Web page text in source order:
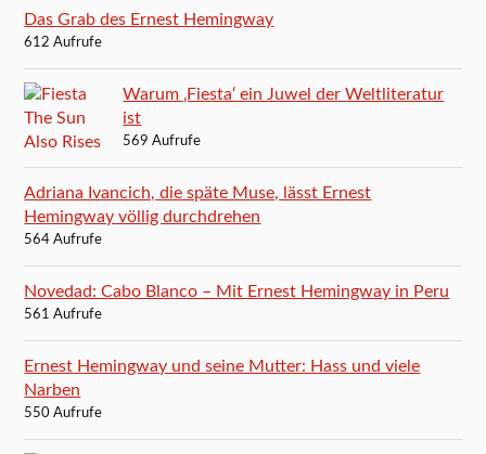
Das Grab des Ernest Hemingway
612 Aufrufe
Warum ‚Fiesta‘ ein Juwel der Weltliteratur
ist
569 Aufrufe
Adriana Ivancich, die späte Muse, lässt Ernest
Hemingway völlig durchdrehen
564 Aufrufe
Novedad: Cabo Blanco – Mit Ernest Hemingway in Peru
561 Aufrufe
Ernest Hemingway und seine Mutter: Hass und viele
Narben
550 Aufrufe